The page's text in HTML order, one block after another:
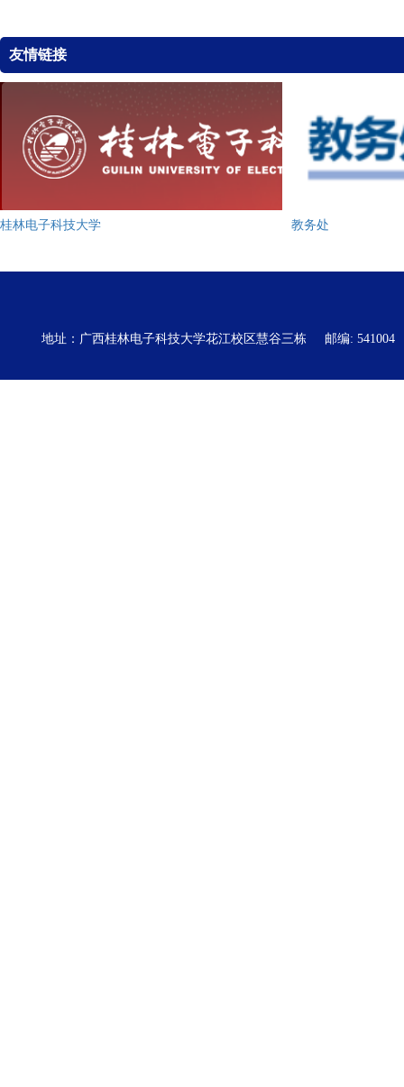
友情链接
桂林电子科技大学 教务处
地址：广西桂林电子科技大学花江校区慧谷三栋 邮编: 541004